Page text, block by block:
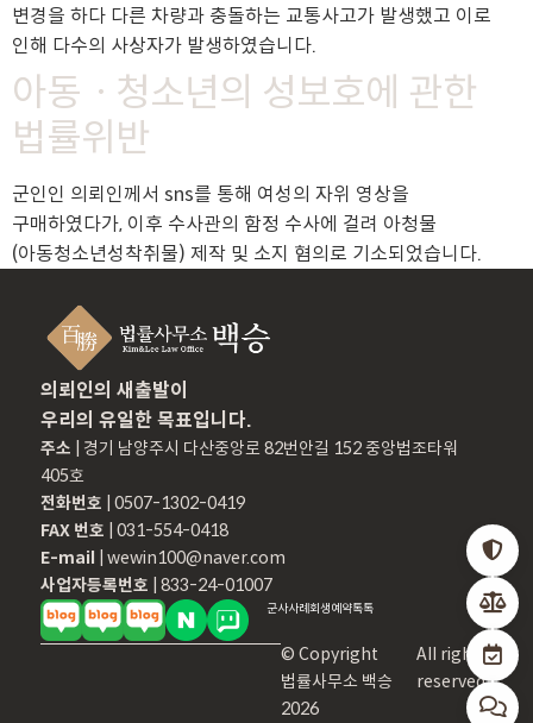
변경을 하다 다른 차량과 충돌하는 교통사고가 발생했고 이로
인해 다수의 사상자가 발생하였습니다.
아동ㆍ청소년의 성보호에 관한
법률위반
군인인 의뢰인께서 sns를 통해 여성의 자위 영상을
구매하였다가, 이후 수사관의 함정 수사에 걸려 아청물
(아동청소년성착취물) 제작 및 소지 혐의로 기소되었습니다.
의뢰인의 새출발이
우리의 유일한 목표입니다.
주소
| 경기 남양주시 다산중앙로 82번안길 152 중앙법조타워
405호
전화번호 | 0507-1302-0419
FAX 번호
| 031-554-0418
E-mail | wewin100@naver.com
사업자등록번호
| 833-24-01007
군사사례회생예약톡톡
© Copyright
법률사무소 백승
2026
All rights
reserved